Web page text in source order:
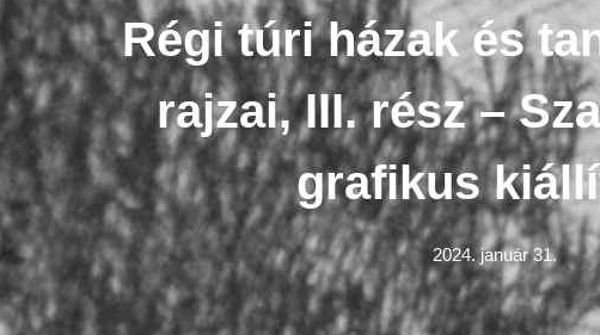
Régi túri házak és
rajzai, III. rész –
grafikus
2024. január 31.